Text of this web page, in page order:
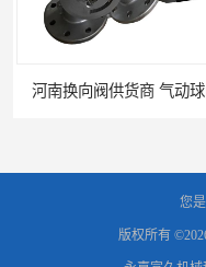
河南换向阀供货商 气动球
您
版权所有